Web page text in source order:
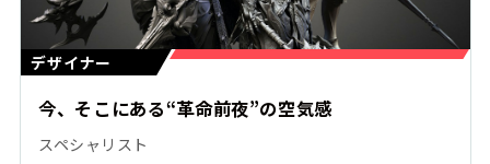
デザイナー
今、そこにある“革命前夜”の空気感
スペシャリスト